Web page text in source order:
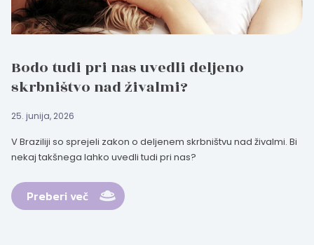
Bodo tudi pri nas uvedli deljeno
skrbništvo nad živalmi?
25. junija, 2026
V Braziliji so sprejeli zakon o deljenem skrbništvu nad živalmi. Bi
nekaj takšnega lahko uvedli tudi pri nas?
Preberi več